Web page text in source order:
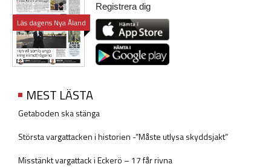
Läs dagens Nya Åland
Registrera dig
MEST LÄSTA
Getaboden ska stänga
Största vargattacken i historien -”Måste utlysa skyddsjakt”
Misstänkt vargattack i Eckerö – 17 får rivna